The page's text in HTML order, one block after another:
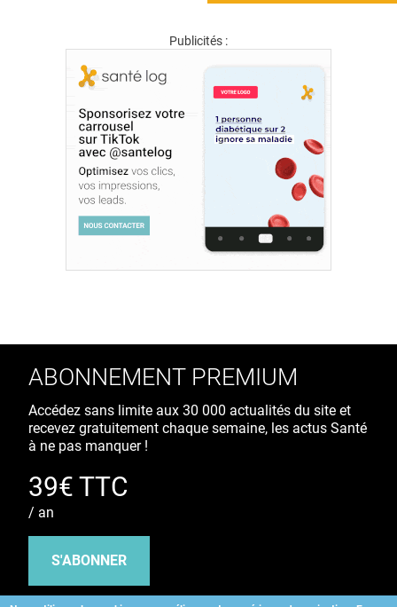
Publicités :
ABONNEMENT PREMIUM
Accédez sans limite aux 30 000 actualités du site et
recevez gratuitement chaque semaine, les actus Santé
à ne pas manquer !
39€ TTC
/ an
S'ABONNER